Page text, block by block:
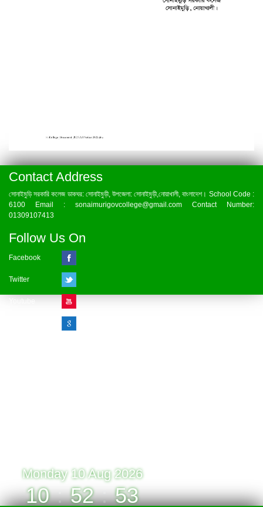
Contact Address
সোনাইমুড়ি সরকারি কলেজ ডাকঘর: সোনাইমুড়ী, উপজেলা: সোনাইমুড়ী,নোয়াখালী, বাংলাদেশ। School Code :
6100 Email : sonaimurigovcollege@gmail.com Contact Number:
01309107413
Follow Us On
Facebook
Twitter
Monday 10 Aug 2026
10 : 52 : 53